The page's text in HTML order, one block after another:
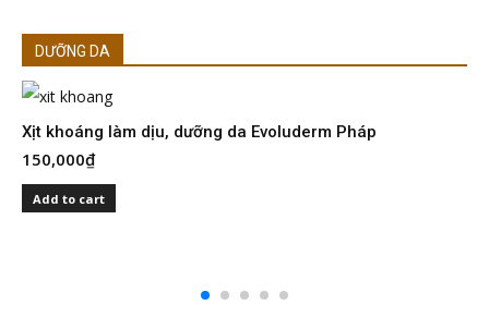
DƯỠNG DA
Xịt khoáng làm dịu, dưỡng da Evoluderm Pháp
150,000₫
Add to cart